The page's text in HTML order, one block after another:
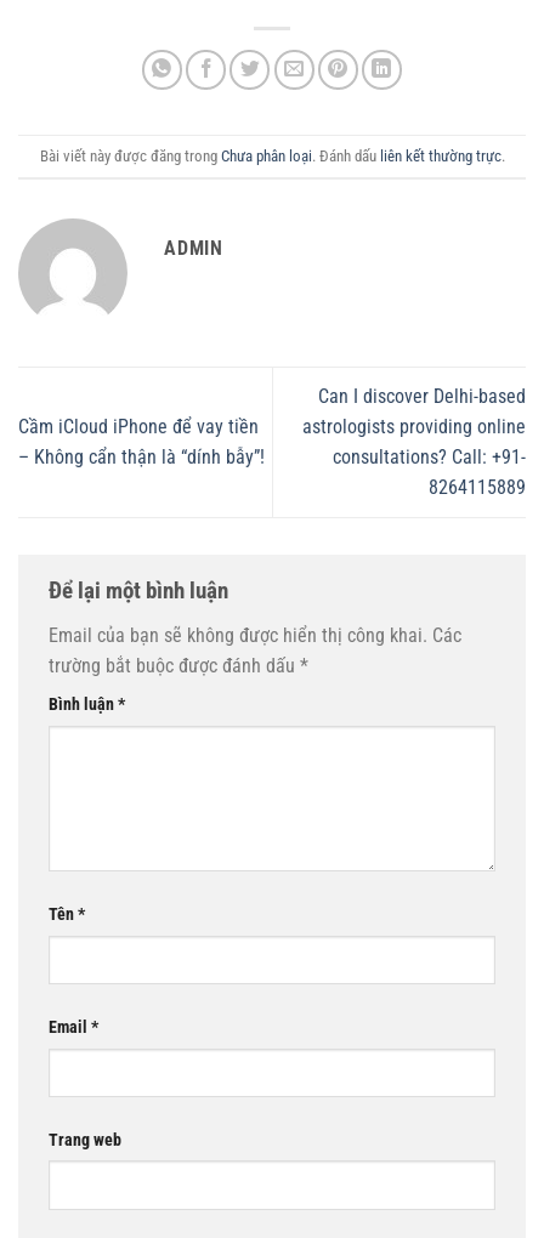
Bài viết này được đăng trong Chưa phân loại. Đánh dấu liên kết thường trực.
ADMIN
Cầm iCloud iPhone để vay tiền
– Không cẩn thận là “dính bẫy”!
Can I discover Delhi-based
astrologists providing online
consultations? Call: +91-
8264115889
Để lại một bình luận
Email của bạn sẽ không được hiển thị công khai. Các
trường bắt buộc được đánh dấu *
Bình luận*
Tên*
Email *
Trang web